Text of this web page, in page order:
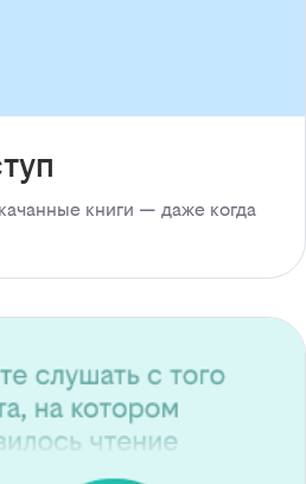
книги — даже когда